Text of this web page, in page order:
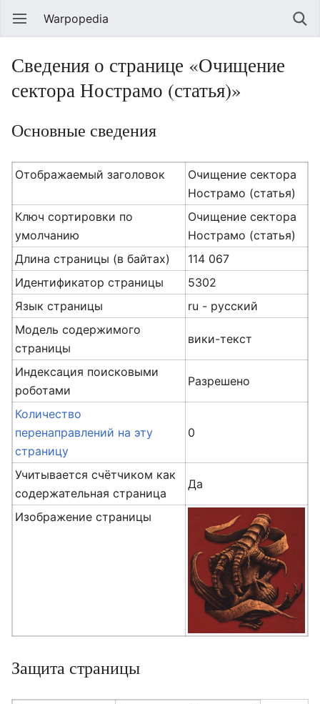
Warpopedia
Сведения о странице «Очищение
сектора Нострамо (статья)»
Основные сведения
Отображаемый заголовок
Очищение сектора
Нострамо (статья)
Ключ сортировки по
умолчанию
Очищение сектора
Нострамо (статья)
Длина страницы (в байтах)
114 067
Идентификатор страницы
5302
Язык страницы
ru - русский
Модель содержимого
страницы
вики-текст
Индексация поисковыми
роботами
Разрешено
Количество
перенаправлений на эту
страницу
0
Учитывается счётчиком как
содержательная страница
Да
Изображение страницы
Защита страницы